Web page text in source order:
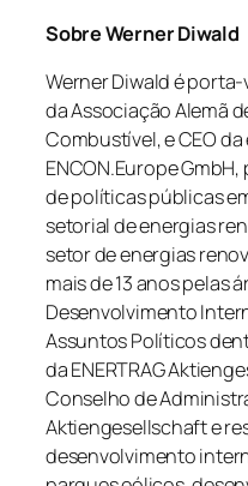
Sobre Werner Diwald
Werner Diwald é
da Associação Alemã
Combustível, e CEO
ENCON.Europe
de políticas públicas
setorial de energias
setor de energias
mais de 13 anos pelas
Desenvolvimento
Assuntos Políticos
da ENERTRAG
Conselho de
Aktiengesellschaft e
desenvolvimento